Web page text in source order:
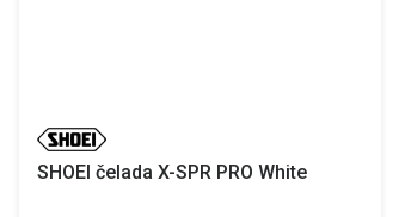
SHOEI čelada X-SPR PRO White